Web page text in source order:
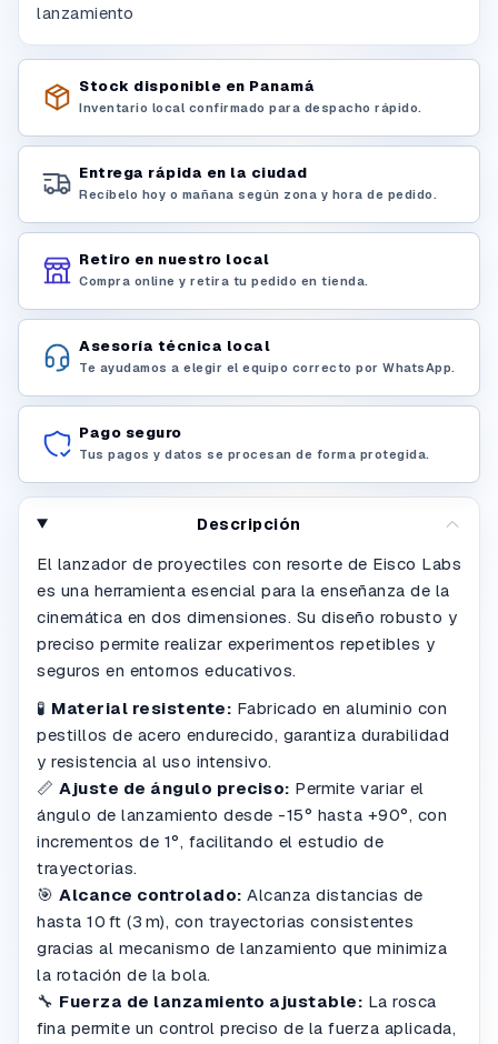
lanzamiento
Stock disponible en Panamá
Inventario local confirmado para despacho rápido.
Entrega rápida en la ciudad
Recíbelo hoy o mañana según zona y hora de pedido.
Retiro en nuestro local
Compra online y retira tu pedido en tienda.
Asesoría técnica local
Te ayudamos a elegir el equipo correcto por WhatsApp.
Pago seguro
Tus pagos y datos se procesan de forma protegida.
Descripción
El lanzador de proyectiles con resorte de Eisco Labs
es una herramienta esencial para la enseñanza de la
cinemática en dos dimensiones. Su diseño robusto y
preciso permite realizar experimentos repetibles y
seguros en entornos educativos.
🧪 Material resistente: Fabricado en aluminio con
pestillos de acero endurecido, garantiza durabilidad
y resistencia al uso intensivo.
📏 Ajuste de ángulo preciso: Permite variar el
ángulo de lanzamiento desde -15° hasta +90°, con
incrementos de 1°, facilitando el estudio de
trayectorias.
🎯 Alcance controlado: Alcanza distancias de
hasta 10 ft (3 m), con trayectorias consistentes
gracias al mecanismo de lanzamiento que minimiza
la rotación de la bola.
🔧 Fuerza de lanzamiento ajustable: La rosca
fina permite un control preciso de la fuerza aplicada,